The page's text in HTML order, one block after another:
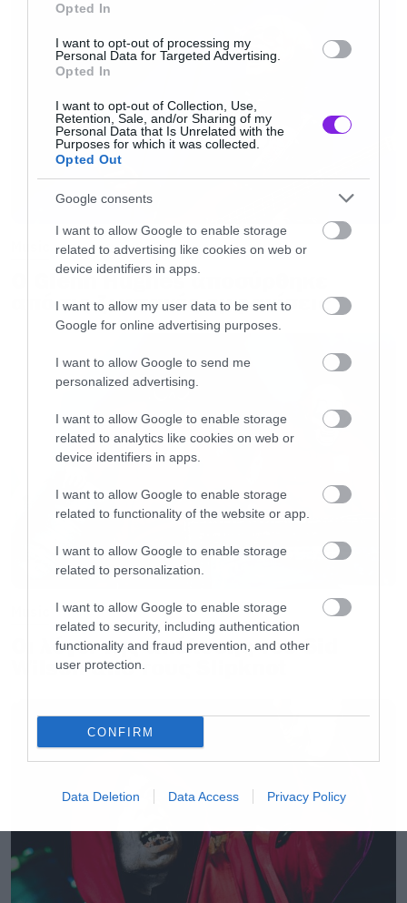
Opted In
I want to opt-out of processing my
Personal Data for Targeted Advertising.
Opted In
I want to opt-out of Collection, Use,
Retention, Sale, and/or Sharing of my
Personal Data that Is Unrelated with the
Purposes for which it was collected.
Opted Out
Google consents
I want to allow Google to enable storage
related to advertising like cookies on web or
device identifiers in apps.
I want to allow my user data to be sent to
Google for online advertising purposes.
I want to allow Google to send me
personalized advertising.
I want to allow Google to enable storage
related to analytics like cookies on web or
device identifiers in apps.
I want to allow Google to enable storage
related to functionality of the website or app.
I want to allow Google to enable storage
related to personalization.
I want to allow Google to enable storage
related to security, including authentication
functionality and fraud prevention, and other
user protection.
CONFIRM
Data Deletion Data Access Privacy Policy
Σημεία Προπώλησης
ΗλεκτρονικάΕΔΩ
Music Corner, Πανεπιστημίου 56, Αθήνα
Metal Era, Εμμανουήλ Μπενάκη 22, Αθήνα
Monsterville, Αγίας Ειρήνης 13, Αθήνα
Ο Glenn Hughes αποσύρθηκε
από τις ζωντανές εμφανίσεις
Οι λόγοι της απόλυσης του Sid
Wilson από τους Slipknot